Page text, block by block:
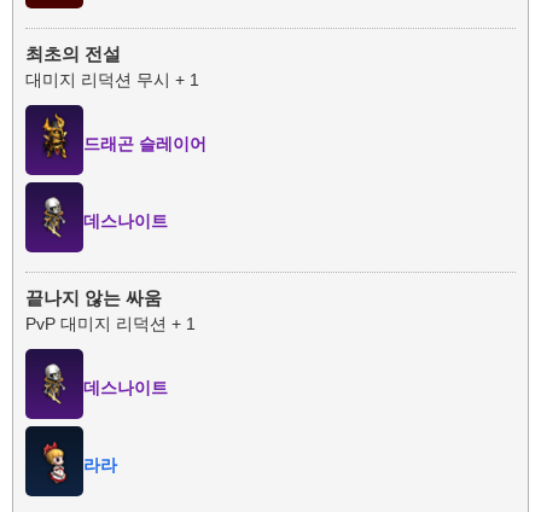
최초의 전설
대미지 리덕션 무시 + 1
드래곤 슬레이어
데스나이트
끝나지 않는 싸움
PvP 대미지 리덕션 + 1
데스나이트
라라